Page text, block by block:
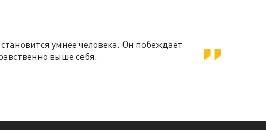
умнее человека. Он побеждает
выше себя.